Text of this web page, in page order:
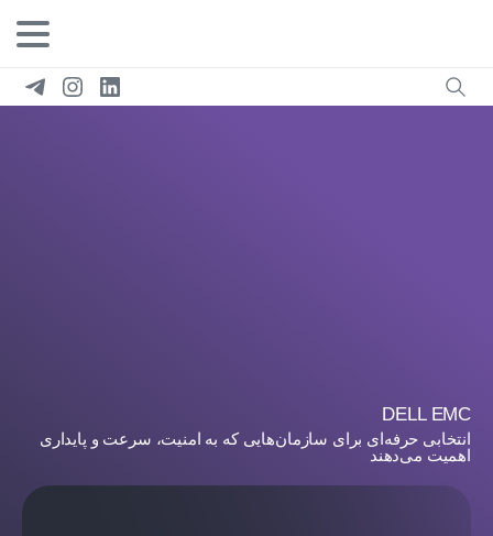
DELL EMC
انتخابی حرفه‌ای برای سازمان‌هایی که به امنیت، سرعت و پایداری
اهمیت می‌دهند